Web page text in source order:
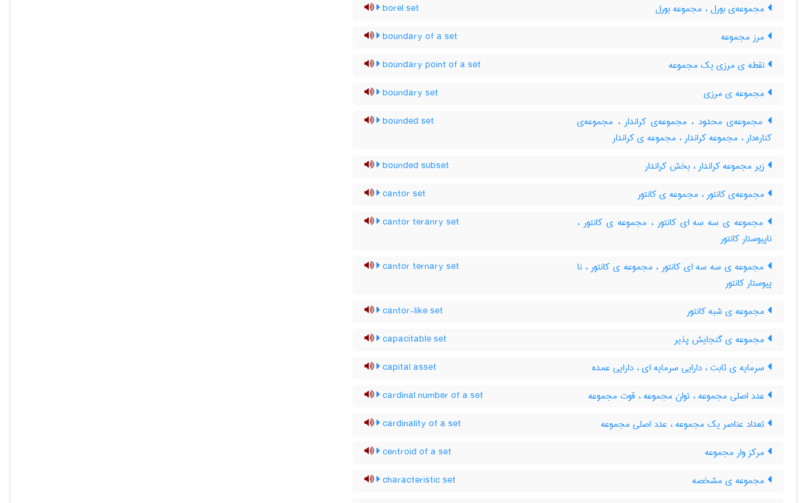
مجموعه‌ی بورل ، مجموعه بورل borel set
مرز مجموعه boundary of a set
نقطه ی مرزی یک مجموعه boundary point of a set
مجموعه ی مرزی boundary set
مجموعه‌ی محدود ، مجموعه‌ی کراندار ، مجموعه‌ی
کناره‌دار ، مجموعه کراندار ، مجموعه ی کراندار
bounded set
زیر مجموعه کراندار ، بخش کراندار bounded subset
مجموعه‌ی کانتور ، مجموعه ی کانتور cantor set
مجموعه ی سه سه ای کانتور ، مجموعه ی کانتور ،
ناپیوستار کانتور
cantor teranry set
مجموعه ی سه سه ای کانتور ، مجموعه ی کانتور ، نا
پیوستار کانتور
cantor ternary set
مجموعه ی شبه کانتور cantor-like set
مجموعه ی گنجایش پذیر capacitable set
سرمایه ی ثابت ، دارایی سرمایه ای ، دارایی عمده capital asset
عدد اصلی مجموعه ، توان مجموعه ، قوت مجموعه cardinal number of a set
تعداد عناصر یک مجموعه ، عدد اصلی مجموعه cardinality of a set
مرکز وار مجموعه centroid of a set
مجموعه ی مشخصه characteristic set